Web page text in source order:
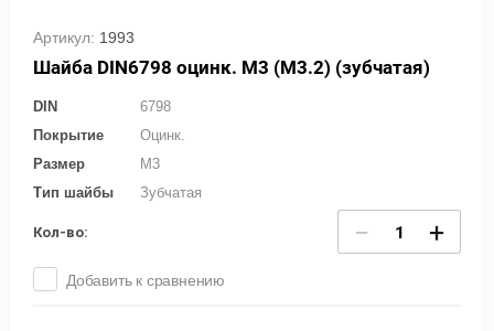
Артикул: 1993
Шайба DIN6798 оцинк. М3 (М3.2) (зубчатая)
DIN
6798
Покрытие
Оцинк.
Размер
M3
Тип шайбы
Зубчатая
Кол-во: − +
Добавить к сравнению